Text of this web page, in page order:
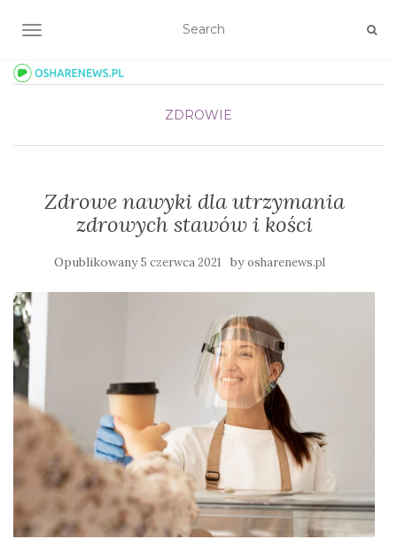
TOGGLE NAVIGATION
ZDROWIE
Zdrowe nawyki dla utrzymania
zdrowych stawów i kości
Opublikowany5 czerwca 2021 byosharenews.pl